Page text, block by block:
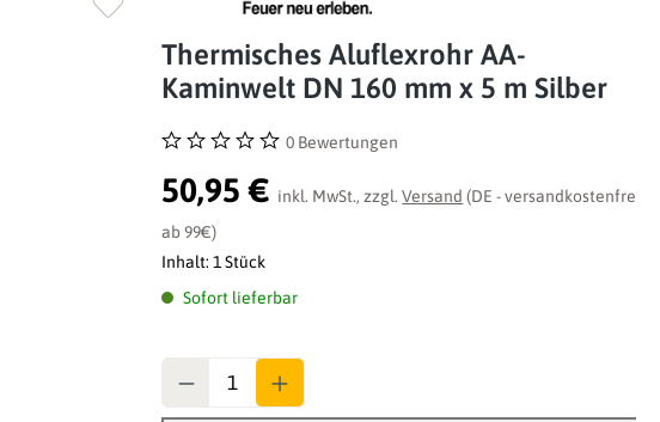
Thermisches Aluflexrohr AA-
Kaminwelt DN 160 mm x 5 m Silber
Durchschnittliche Bewertung von 0 von 5 Sternen
0 Bewertungen
50,95 € inkl. MwSt., zzgl.Versand (DE - versandkostenfrei
ab 99€)
Inhalt:1 Stück
Sofort lieferbar